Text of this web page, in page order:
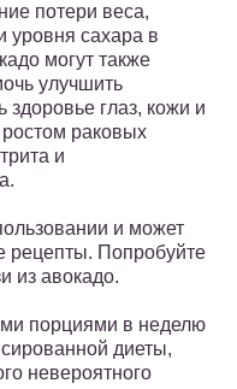
потери веса,
уровня сахара в
могут также
улучшить
здоровье глаз, кожи и
раковых
и
и может
рецепты. Попробуйте
из авокадо.
порциями в неделю
диеты,
невероятного